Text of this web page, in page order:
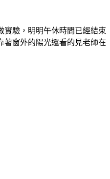
實驗，明明午休時間已經結束
著窗外的陽光還看的見老師在